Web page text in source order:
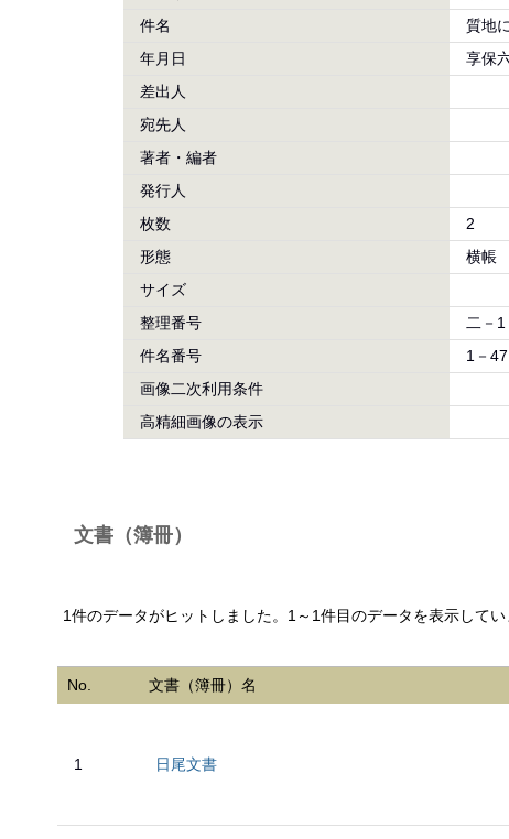
件名
質地
年月日
享保
差出人
宛先人
著者・編者
発行人
枚数
2
形態
横帳
サイズ
整理番号
二－
件名番号
1－47
画像二次利用条件
高精細画像の表示
文書（簿冊）
1件のデータがヒットしました。1～1件目のデータを表示してい
No. 文書（簿冊）名
1 日尾文書